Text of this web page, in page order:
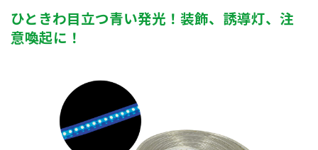
ひときわ目立つ青い発光！装飾、誘導灯、注
意喚起に！